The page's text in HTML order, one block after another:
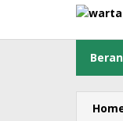
content